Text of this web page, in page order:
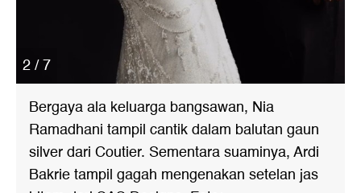
2 / 7
Bergaya ala keluarga bangsawan, Nia
Ramadhani tampil cantik dalam balutan gaun
silver dari Coutier. Sementara suaminya, Ardi
Bakrie tampil gagah mengenakan setelan jas